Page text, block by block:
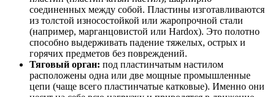
соединенных между собой. Пластины изготавливаются
из толстой износостойкой или жаропрочной стали
(например, марганцовистой или Hardox). Это полотно
способно выдерживать падение тяжелых, острых и
горячих предметов без повреждений.
Тяговый орган: под пластинчатым настилом
расположены одна или две мощные промышленные
цепи (чаще всего пластинчатые катковые). Именно они